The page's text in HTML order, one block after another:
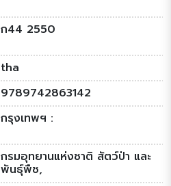
ก44 2550
tha
9789742863142
กรุงเทพฯ :
กรมอุทยานแห่งชาติ สัตว์ป่า และ
พันธุ์พืช,